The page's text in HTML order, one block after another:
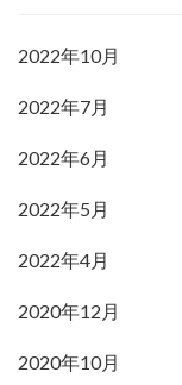
2022年10月
2022年7月
2022年6月
2022年5月
2022年4月
2020年12月
2020年10月